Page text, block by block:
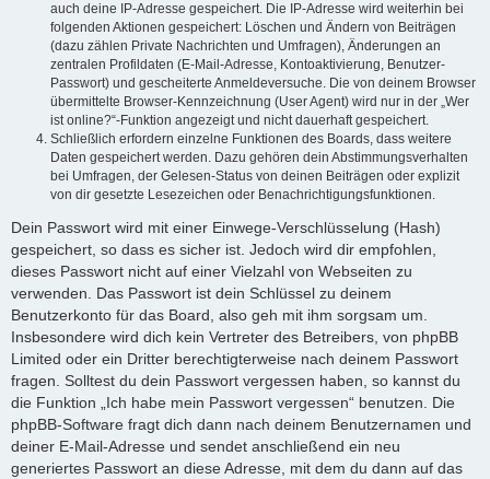
auch deine IP-Adresse gespeichert. Die IP-Adresse wird weiterhin bei
folgenden Aktionen gespeichert: Löschen und Ändern von Beiträgen
(dazu zählen Private Nachrichten und Umfragen), Änderungen an
zentralen Profildaten (E-Mail-Adresse, Kontoaktivierung, Benutzer-
Passwort) und gescheiterte Anmeldeversuche. Die von deinem Browser
übermittelte Browser-Kennzeichnung (User Agent) wird nur in der „Wer
ist online?“-Funktion angezeigt und nicht dauerhaft gespeichert.
Schließlich erfordern einzelne Funktionen des Boards, dass weitere
Daten gespeichert werden. Dazu gehören dein Abstimmungsverhalten
bei Umfragen, der Gelesen-Status von deinen Beiträgen oder explizit
von dir gesetzte Lesezeichen oder Benachrichtigungsfunktionen.
Dein Passwort wird mit einer Einwege-Verschlüsselung (Hash)
gespeichert, so dass es sicher ist. Jedoch wird dir empfohlen,
dieses Passwort nicht auf einer Vielzahl von Webseiten zu
verwenden. Das Passwort ist dein Schlüssel zu deinem
Benutzerkonto für das Board, also geh mit ihm sorgsam um.
Insbesondere wird dich kein Vertreter des Betreibers, von phpBB
Limited oder ein Dritter berechtigterweise nach deinem Passwort
fragen. Solltest du dein Passwort vergessen haben, so kannst du
die Funktion „Ich habe mein Passwort vergessen“ benutzen. Die
phpBB-Software fragt dich dann nach deinem Benutzernamen und
deiner E-Mail-Adresse und sendet anschließend ein neu
generiertes Passwort an diese Adresse, mit dem du dann auf das